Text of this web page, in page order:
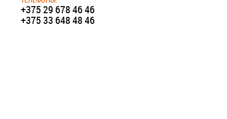
+375 29 678 46 46
+375 33 648 48 46